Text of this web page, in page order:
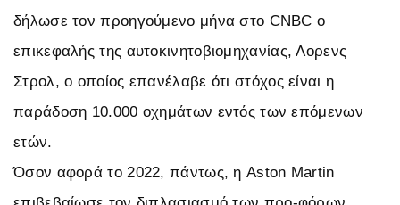
δήλωσε τον προηγούμενο μήνα στο CNBC ο
επικεφαλής της αυτοκινητοβιομηχανίας, Λορενς
Στρολ, ο οποίος επανέλαβε ότι στόχος είναι η
παράδοση 10.000 οχημάτων εντός των επόμενων
ετών.
Όσον αφορά το 2022, πάντως, η Aston Martin